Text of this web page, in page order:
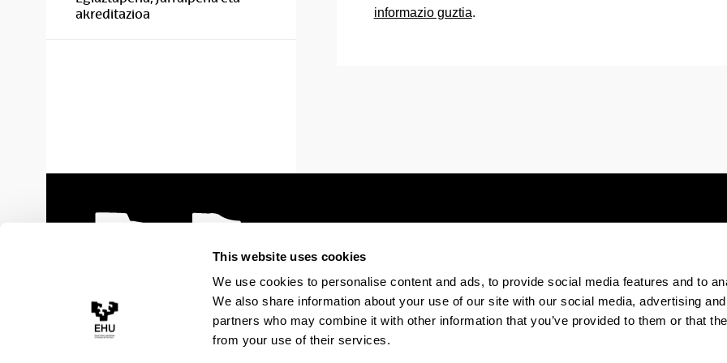
This website uses cookies
We use cookies to personalise content and ads, to provide social media features and to
We also share information about your use of our site with our social media, advertising
partners who may combine it with other information that you’ve provided to them or that
from your use of their services.
akreditazioa
informazio guztia.
The EHU in Tiktok
The EHU inThe